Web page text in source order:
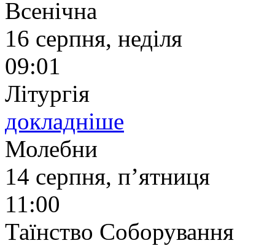
Всенічна
16 серпня, неділя
09:01
Літургія
докладніше
Молебни
14 серпня, п’ятниця
11:00
Таїнство Соборування